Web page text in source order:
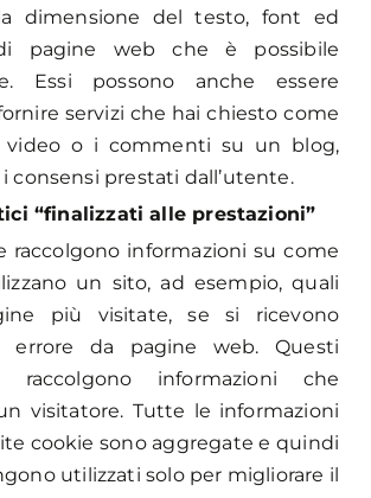
dimensione del testo, font ed
pagine web che è possibile
Essi possono anche essere
servizi che hai chiesto come
video o i commenti su un blog,
consensi prestati dall’utente.
“finalizzati alle prestazioni”
raccolgono informazioni su come
un sito, ad esempio, quali
più visitate, se si ricevono
errore da pagine web. Questi
raccolgono informazioni che
visitatore. Tutte le informazioni
cookie sono aggregate e quindi
utilizzati solo per migliorare il